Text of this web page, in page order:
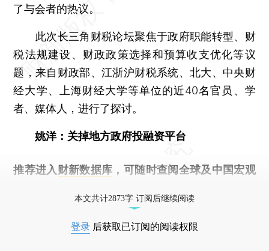
了与会者的热议。
此次长三角财税论坛聚焦于政府职能转型、财
税法规建设、财政政策选择和预算收支优化等议
题，来自财政部、江浙沪财税系统、北大、中央财
经大学、上海财经大学等单位的近40名官员、学
者、媒体人，进行了探讨。
姚洋：关掉地方政府投融资平台
推荐进入 财新数据库 ，可随时查阅全球及中国宏观
本文共计2873字 订阅后继续阅读
登录 后获取已订阅的阅读权限